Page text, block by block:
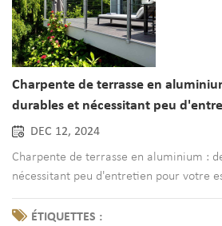
Charpente de terrasse en
durables et nécessitant peu
espace extérieur
DEC 12, 2024
Charpente de terrasse en aluminium :
nécessitant peu d'entretien pour votre
extérieurPourquoi choisir une
aluminium pour votre espace extérieur
ÉTIQUETTES :